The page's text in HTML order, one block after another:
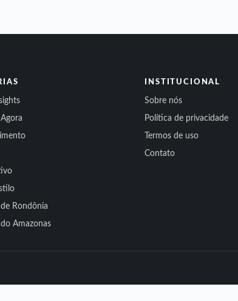
Rondônia
Amazonas
INSTITUCIONAL
Sobre nós
Política de privacidade
Termos de uso
Contato